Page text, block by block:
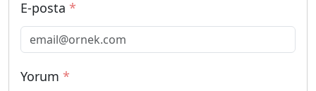
E-posta *
Yorum *